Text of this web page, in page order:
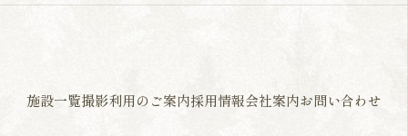
施設一覧撮影利用のご案内採用情報会社案内お問い合わせ